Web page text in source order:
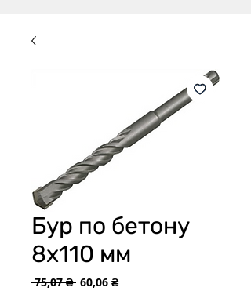
Бур по бетону
8х110 мм
75,07 ₴ Звичайна
60,06 ₴За